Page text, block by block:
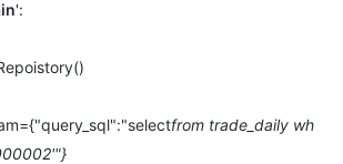
':
from trade_daily wh